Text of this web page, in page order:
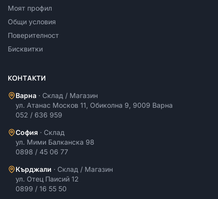
Моят профил
Общи условия
Поверителност
Бисквитки
КОНТАКТИ
Варна · Склад / Магазин
ул. Атанас Москов 11, Обиколна 9, 9009 Варна
052 / 636 959
София · Склад
ул. Мими Балканска 98
0898 / 45 06 77
Кърджали · Склад / Магазин
ул. Отец Паисий 12
0899 / 16 55 50